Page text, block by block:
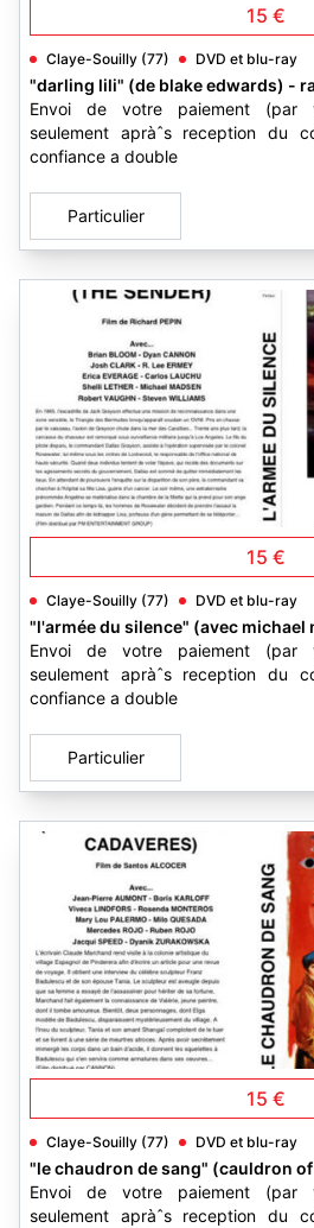
15 €
Claye-Souilly (77) DVD et blu-ray
"darling lili" (de blake edwards) -
Envoi de votre paiement (par
seulement apràˆs reception du
confiance a double
Particulier
15 €
Claye-Souilly (77) DVD et blu-ray
"l'armée du silence" (avec michael
Envoi de votre paiement (par
seulement apràˆs reception du
confiance a double
Particulier
15 €
Claye-Souilly (77) DVD et blu-ray
"le chaudron de sang" (cauldron
Envoi de votre paiement (par
seulement apràˆs reception du